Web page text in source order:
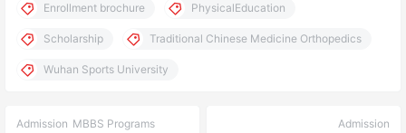
Enrollment brochure PhysicalEducation
Scholarship Traditional Chinese Medicine Orthopedics
Wuhan Sports University
Admission MBBS Programs Admission